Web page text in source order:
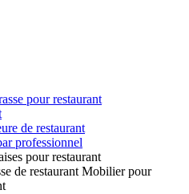
pour restaurant
de restaurant
professionnel
pour restaurant
de restaurant Mobilier pour